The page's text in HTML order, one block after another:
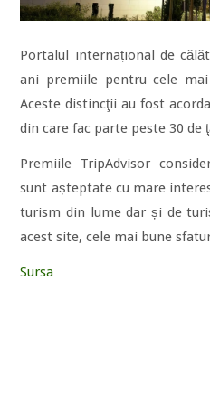
Portalul internațional de
ani premiile pentru cele
Aceste distincţii au fost
din care fac parte peste 30
Premiile TripAdvisor
sunt așteptate cu mare
turism din lume dar și de
acest site, cele mai bune
Sursa